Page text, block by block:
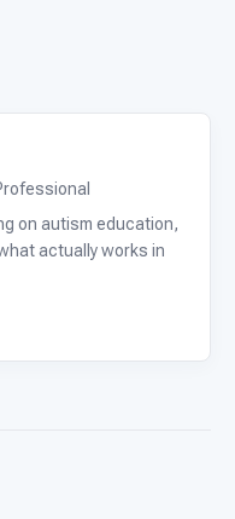
on autism education,
actually works in